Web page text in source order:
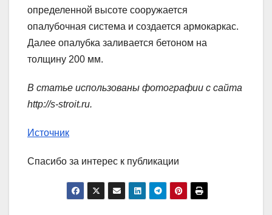
определенной высоте сооружается
опалубочная система и создается армокаркас.
Далее опалубка заливается бетоном на
толщину 200 мм.
В статье использованы фотографии с сайта
http://s-stroit.ru.
Источник
Спасибо за интерес к публикации